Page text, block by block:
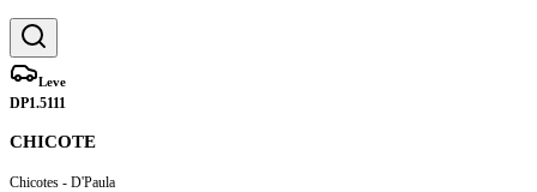
Leve
DP1.5111
CHICOTE
Chicotes - D'Paula